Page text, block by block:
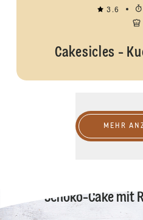
3.6
Cakesicles -
MEHR
Schoko-Cake mit